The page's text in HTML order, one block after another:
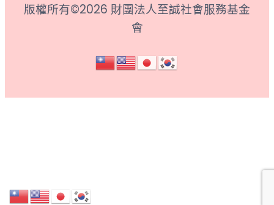
版權所有©2026 財團法人至誠社會服務基金
會